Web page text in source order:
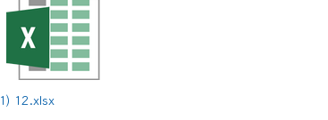
1) 12.xlsx
NoExamImitateHome/Page/Public/
NoExamImitateHome/Page/Public/